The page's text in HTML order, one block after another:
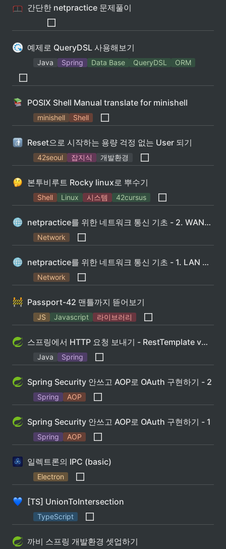
간단한 netpractice 문제풀이
예제로 QueryDSL 사용해보기
Java Spring Data Base QueryDSL ORM
POSIX Shell Manual translate for minishell
minishell Shell
Reset으로 시작하는 용량 걱정 없는 User 되기
42seoul 잡지식 개발환경
본투비루트 Rocky linux로 뿌수기
Shell Linux 시스템 42cursus
netpractice를 위한 네트워크 통신 기초 - 2. WAN 통신
Network
netpractice를 위한 네트워크 통신 기초 - 1. LAN 통신
Network
Passport-42 맨틀까지 뜯어보기
JS Javascript 라이브러리
스프링에서 HTTP 요청 보내기 - RestTemplate vs WebClient
Java Spring
Spring Security 안쓰고 AOP로 OAuth 구현하기 - 2
Spring AOP
Spring Security 안쓰고 AOP로 OAuth 구현하기 - 1
Spring AOP
일렉트론의 IPC (basic)
Electron
[TS] UnionToIntersection
TypeScript
까비 스프링 개발환경 셋업하기